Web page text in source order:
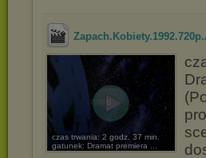
czas trwania: 2 godz. 37 min.
gatunek: Dramat premiera ...